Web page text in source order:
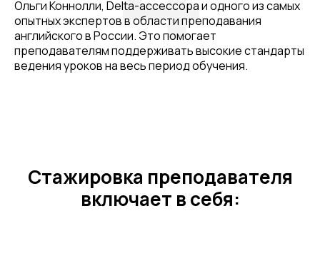
Ольги Коннолли, Delta-ассессора и одного из самых
опытных экспертов в области преподавания
английского в России. Это помогает
преподавателям поддерживать высокие стандарты
ведения уроков на весь период обучения.
Стажировка преподавателя
включает в себя: